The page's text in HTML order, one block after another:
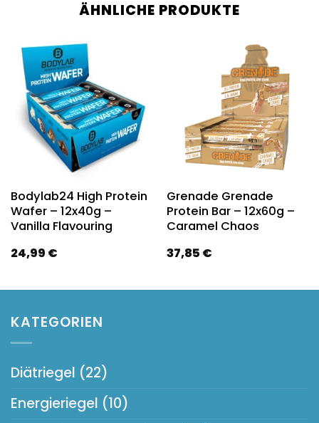
ÄHNLICHE PRODUKTE
Bodylab24 High Protein
Wafer – 12x40g –
Vanilla Flavouring
24,99 €
Grenade Grenade
Protein Bar – 12x60g –
Caramel Chaos
37,85 €
KATEGORIEN
Diätriegel (22)
Energieriegel (10)